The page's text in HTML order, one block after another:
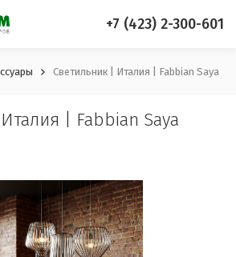
+7 (423) 2-300-601
Светильник | Италия | Fabbian Saya
| Fabbian Saya